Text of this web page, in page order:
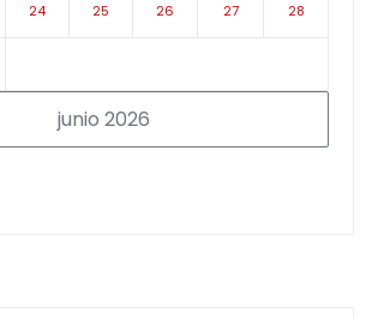
junio 2026
24 25 26 27 28